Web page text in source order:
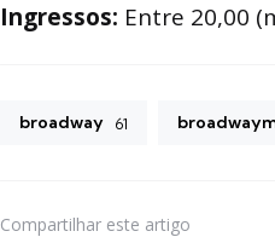
Ingressos: Entre 20,00
broadway 61
Compartilhar este artigo